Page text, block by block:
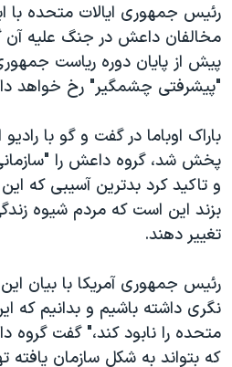
گالری عکس
آرشیو پخش زنده
اعتراضات زن، زندگی، آزادی
مجموعه مستندهای دادخواهی
تریبونال مردمی آبان ۹۸
چهل سال گروگان‌گیری
قانون شفافیت دارائی کادر رهبری
اعتراضات مردمی آبان ۹۸
اسرائیل در جنگ
نرگس محمدی برنده جایزه نوبل صلح
همایش محافظه‌کاران آمریکا
صفحه‌های ویژه
رئیس جمهوری ایالات متحده با
مخالفان داعش در جنگ علیه آن
پیش از پایان دوره ریاست
"پیشرفتی چشمگیر" رخ خواهد
باراک اوباما در گفت و گو با
پخش شد، گروه داعش را
و تاکید کرد بدترین آسیبی که
بزند این است که مردم شیوه
تغییر دهند.
رئیس جمهوری آمریکا با بیان
نگری داشته باشیم و بدانیم که
متحده را نابود کند،" گفت
که بتواند به شکل سازمان یافته